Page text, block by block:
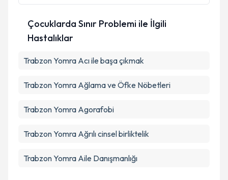
Çocuklarda Sınır Problemi ile İlgili
Hastalıklar
Trabzon Yomra Acı ile başa çıkmak
Trabzon Yomra Ağlama ve Öfke Nöbetleri
Trabzon Yomra Agorafobi
Trabzon Yomra Ağrılı cinsel birliktelik
Trabzon Yomra Aile Danışmanlığı